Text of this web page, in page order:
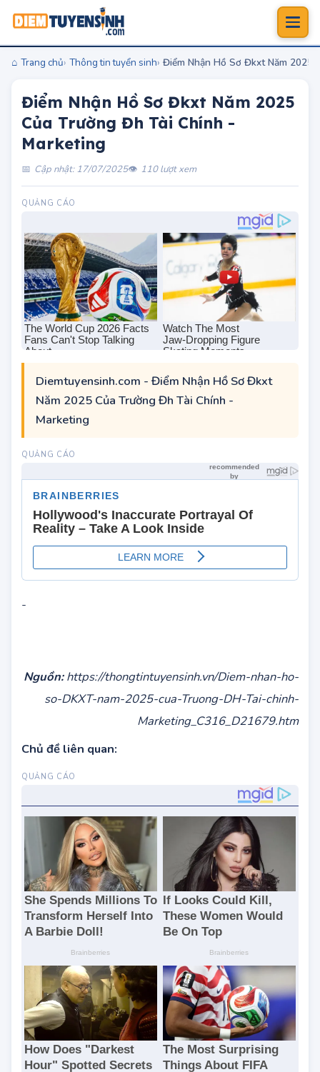
Trang chủ Thông tin tuyển sinh Điểm Nhận Hồ Sơ Đkxt Năm 2025
Điểm Nhận Hồ Sơ Đkxt Năm 2025
Của Trường Đh Tài Chính -
Marketing
Cập nhật: 17/07/2025 110 lượt xem
Diemtuyensinh.com - Điểm Nhận Hồ Sơ Đkxt
Năm 2025 Của Trường Đh Tài Chính -
Marketing
Nguồn:https://thongtintuyensinh.vn/Diem-nhan-ho-
so-DKXT-nam-2025-cua-Truong-DH-Tai-chinh-
Chủ đề liên quan: